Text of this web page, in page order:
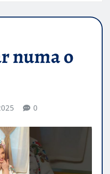
numa o
0